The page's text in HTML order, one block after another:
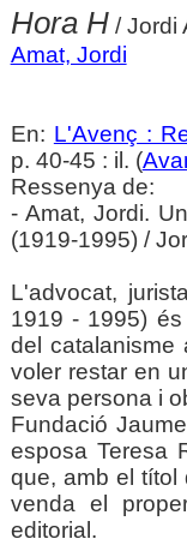
Hora H/ Jordi
Amat, Jordi
En: L'Avenç :
p. 40-45 : il. (
Ressenya de:
- Amat, Jordi.
(1919-1995) /
L'advocat,
1919 - 1995)
del catalanisme
voler restar en
seva persona i
Fundació
esposa Teresa
que, amb el
venda el
editorial.